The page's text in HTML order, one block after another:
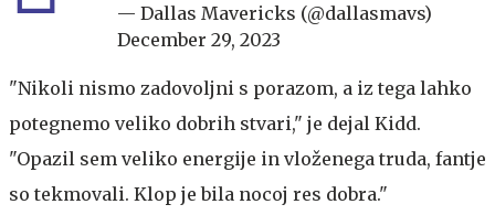
— Dallas Mavericks (@dallasmavs)
December 29, 2023
"Nikoli nismo zadovoljni s porazom, a iz tega lahko
potegnemo veliko dobrih stvari," je dejal Kidd.
"Opazil sem veliko energije in vloženega truda, fantje
so tekmovali. Klop je bila nocoj res dobra."